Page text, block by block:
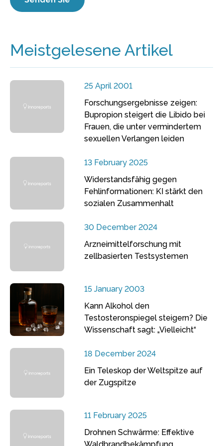
Meistgelesene Artikel
25 April 2001
Forschungsergebnisse zeigen:
Bupropion steigert die Libido bei
Frauen, die unter vermindertem
sexuellen Verlangen leiden
13 February 2025
Widerstandsfähig gegen
Fehlinformationen: KI stärkt den
sozialen Zusammenhalt
30 December 2024
Arzneimittelforschung mit
zellbasierten Testsystemen
15 January 2003
Kann Alkohol den
Testosteronspiegel steigern? Die
Wissenschaft sagt: „Vielleicht“
18 December 2024
Ein Teleskop der Weltspitze auf
der Zugspitze
11 February 2025
Drohnen Schwärme: Effektive
Waldbrandbekämpfung